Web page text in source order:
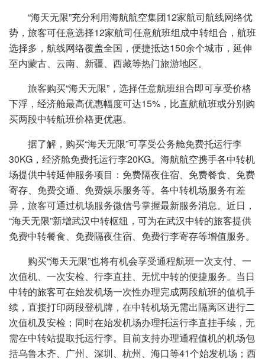
“海天无限”充分利用海航航空集团12家航司航线网络优
势，旅客可任意选择12家航司任意航班组成中转组合，航班
选择多，航线网络覆盖全国，便捷抵达150余个城市，延伸
至内蒙古、云南、新疆、西藏等热门旅游地区。
旅客购买“海天无限”，选择任意航班组合即可享受价格
下浮，经济舱最高优惠幅度可达15%，比直航航班或分别购
买两段中转航班价格更优惠。
据了解，购买“海天无限”可享受公务舱免费托运行李
30KG，经济舱免费托运行李20KG。海航航空携手各中转机
场提供中转延伸服务项目：免费隔夜住宿、免费餐食、免费
寄存、免费交通、免费娱乐服务等。各中转机场服务有差
异，旅客可通过机场服务微信号掌握最新服务消息。近日，
“海天无限”新增武汉中转枢纽，可为在武汉中转的旅客提供
免费中转餐食、免费隔夜住宿、免费行李寄存等增值服务。
购买“海天无限”也将有机会享受通程航班一次支付、一
次值机、一次安检、行李直挂、无忧中转的便捷服务。当日
中转的旅客可在始发机场一次性办理完成两段航班的值机手
续，直接打印两段登机牌，在中转机场无需出隔离区进行二
次值机及安检；同时在始发机场办理托运行李直挂手续，无
需在中转站提取托运行李。目前支持办理通程值机的机场包
括乌鲁木齐、广州、深圳、杭州、海口等41个始发机场；西